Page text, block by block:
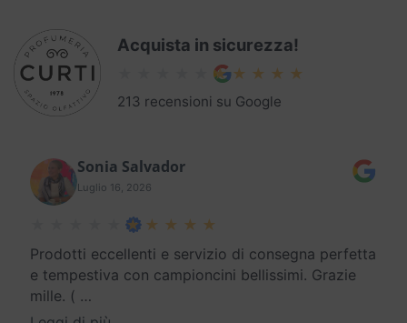
Acquista in sicurezza!
213 recensioni su Google
Sonia Salvador
Luglio 16, 2026
Prodotti eccellenti e servizio di consegna perfetta
e tempestiva con campioncini bellissimi. Grazie
mille. ( …